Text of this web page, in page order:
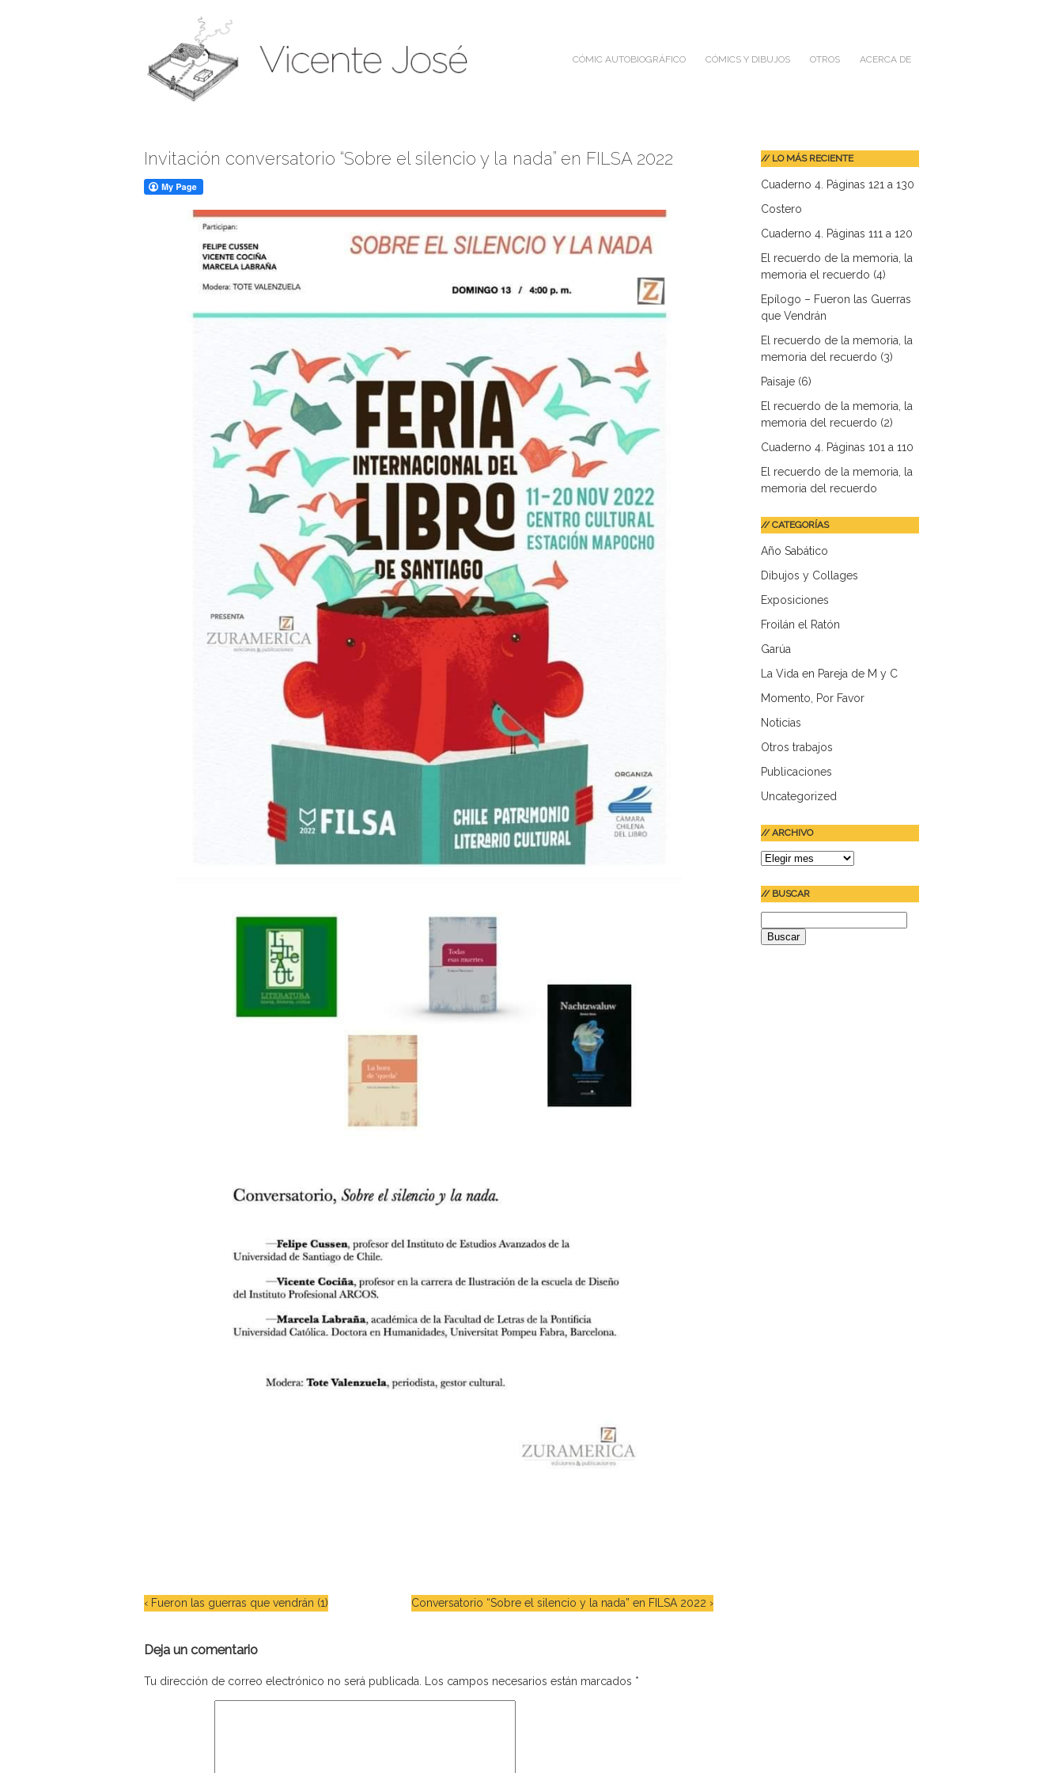
CÓMIC AUTOBIOGRÁFICO CÓMICS Y DIBUJOS OTROS ACERCA DE
Invitación conversatorio “Sobre el silencio y la nada” en FILSA 2022
‹ Fueron las guerras que vendrán (1) Conversatorio “Sobre el silencio y la nada” en FILSA 2022 ›
Deja un comentario
Tu dirección de correo electrónico no será publicada. Los campos necesarios están marcados *
// LO MÁS RECIENTE
Cuaderno 4. Páginas 121 a 130
Costero
Cuaderno 4. Páginas 111 a 120
El recuerdo de la memoria, la
memoria el recuerdo (4)
Epílogo – Fueron las Guerras
que Vendrán
El recuerdo de la memoria, la
memoria del recuerdo (3)
Paisaje (6)
El recuerdo de la memoria, la
memoria del recuerdo (2)
Cuaderno 4. Páginas 101 a 110
El recuerdo de la memoria, la
memoria del recuerdo
// CATEGORÍAS
Año Sabático
Dibujos y Collages
Exposiciones
Froilán el Ratón
Garúa
La Vida en Pareja de M y C
Momento, Por Favor
Noticias
Otros trabajos
Publicaciones
Uncategorized
// ARCHIVO
//
// BUSCAR